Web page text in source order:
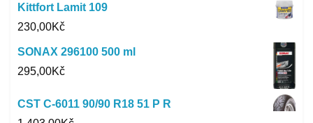
Kittfort Lamit 109
230,00Kč
SONAX 296100 500 ml
295,00Kč
CST C-6011 90/90 R18 51 P R